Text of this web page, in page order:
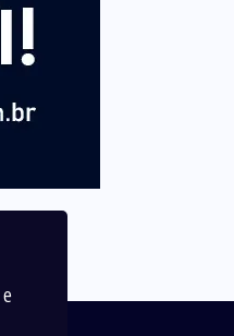
e